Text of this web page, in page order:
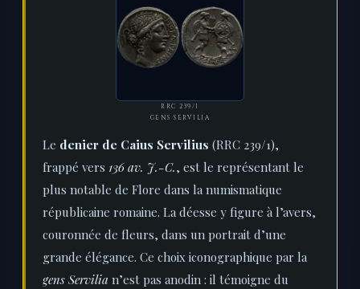
RRC 239/1
GENS SERVILIA
Le denier de Caius Servilius (RRC 239/1),
frappé vers 136 av. J.-C., est le représentant le
plus notable de Flore dans la numismatique
républicaine romaine. La déesse y figure à l’avers,
couronnée de fleurs, dans un portrait d’une
grande élégance. Ce choix iconographique par la
gens Servilia n’est pas anodin : il témoigne du